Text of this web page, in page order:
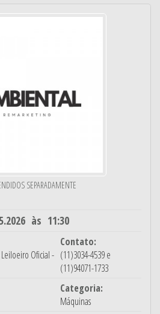
SEPARADAMENTE
às 11:30
Oficial -
Contato:
(11)3034-4539 e
(11)94071-1733
Categoria:
Máquinas